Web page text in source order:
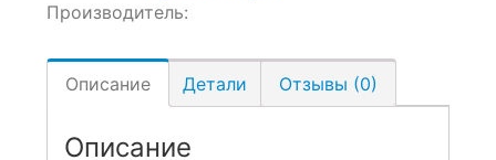
Производитель:
Описание Детали Отзывы (0)
Описание